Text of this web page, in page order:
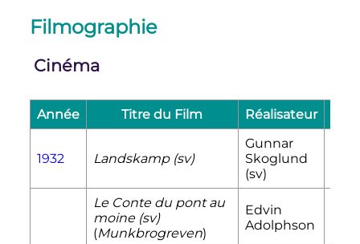
Filmographie
Cinéma
Année Titre du Film Réalisateur
1932 Landskamp (sv)
Gunnar
Skoglund
(sv)
Le Conte du pont au
moine (sv)
(Munkbrogreven)
Edvin
Adolphson